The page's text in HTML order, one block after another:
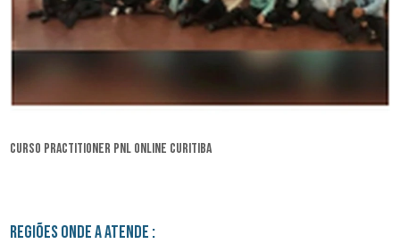
curso practitioner pnl online Curitiba
Regiões onde a atende :